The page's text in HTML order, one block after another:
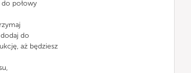
połowy
do
aż będziesz